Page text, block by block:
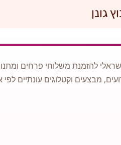
גונן
להזמנת משלוחי פרחים
מבצעים וקטלוגים עונתיים